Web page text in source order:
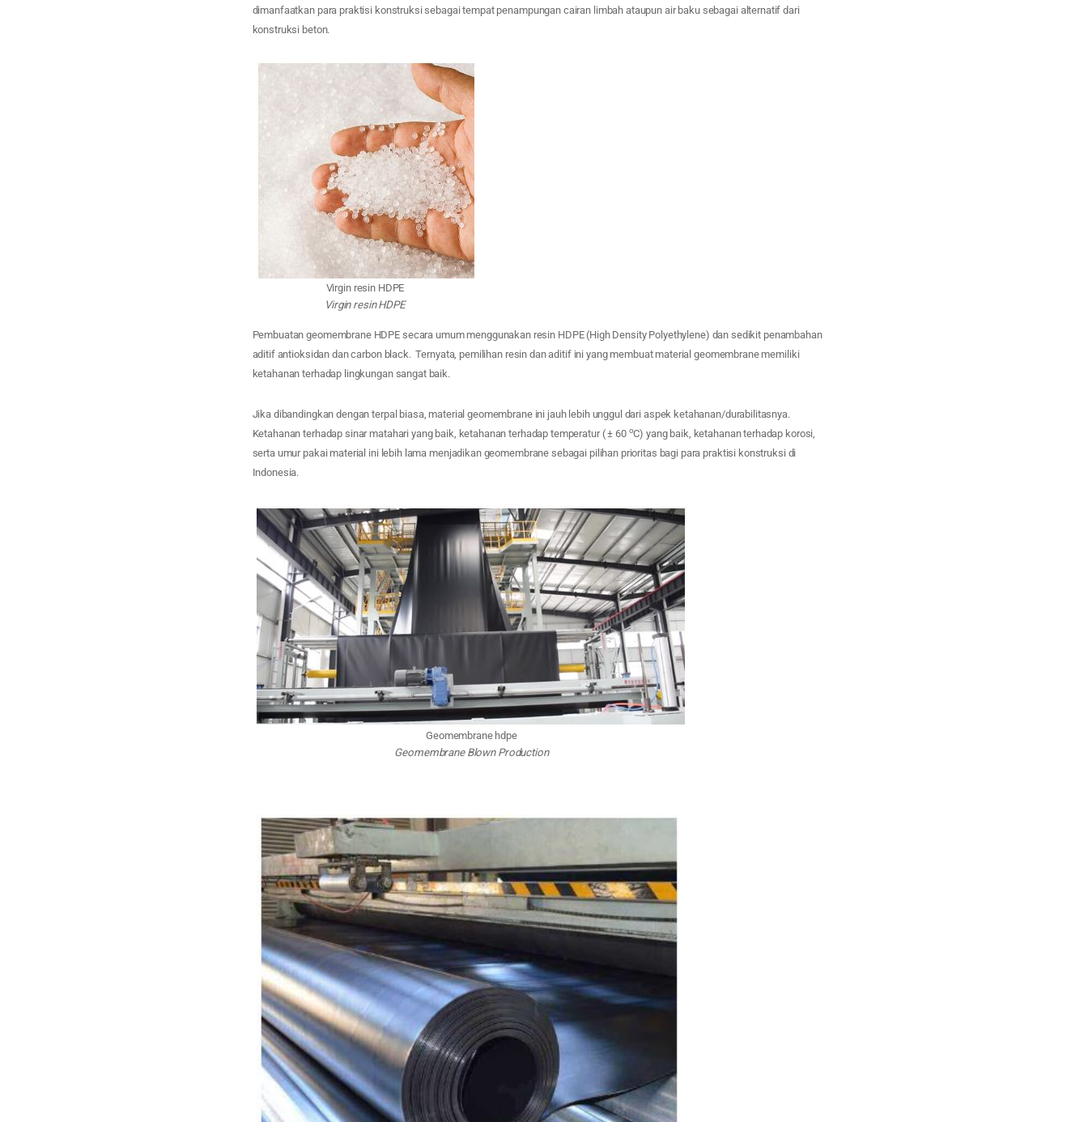
dimanfaatkan para praktisi konstruksi sebagai tempat penampungan cairan limbah ataupun air baku sebagai alternatif dari
konstruksi beton.
Virgin resin HDPE
Virgin resin HDPE
Pembuatan geomembrane HDPE secara umum menggunakan resin HDPE (High Density Polyethylene) dan sedikit penambahan
aditif antioksidan dan carbon black. Ternyata, pemilihan resin dan aditif ini yang membuat material geomembrane memiliki
ketahanan terhadap lingkungan sangat baik.
Jika dibandingkan dengan terpal biasa, material geomembrane ini jauh lebih unggul dari aspek ketahanan/durabilitasnya.
Ketahanan terhadap sinar matahari yang baik, ketahanan terhadap temperatur ( ± 60 oC) yang baik, ketahanan terhadap korosi,
serta umur pakai material ini lebih lama menjadikan geomembrane sebagai pilihan prioritas bagi para praktisi konstruksi di
Indonesia.
Geomembrane hdpe
Geomembrane Blown Production